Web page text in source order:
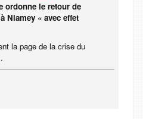
ordonne le retour de
Niamey « avec effet
la page de la crise du